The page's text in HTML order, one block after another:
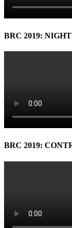
BRC 2019:
BRC 2019: